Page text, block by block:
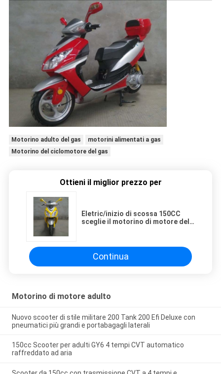
Motorino adulto del gas
motorini alimentati a gas
Motorino del ciclomotore del gas
Ottieni il miglior prezzo per
Eletric/inizio di scossa 150CC
sceglie il motorino di motore del
Continua
Motorino di motore adulto
Nuovo scooter di stile militare 200 Tank 200 Efi Deluxe con
pneumatici più grandi e portabagagli laterali
150cc Scooter per adulti GY6 4 tempi CVT automatico
raffreddato ad aria